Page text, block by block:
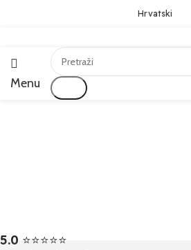
Hrvatski
Menu
5.0 ⭐⭐⭐⭐⭐